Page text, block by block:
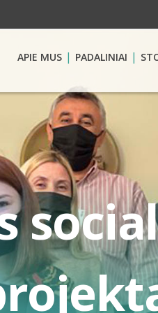
APIE MUS PADALINIAI